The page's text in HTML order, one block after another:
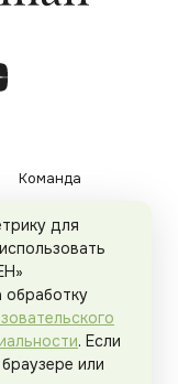
Команда
защищены.
для
обработку
. Если
или